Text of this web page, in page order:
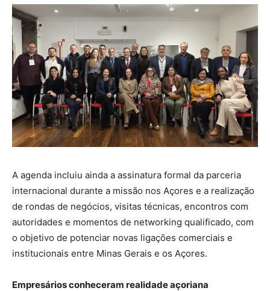
A agenda incluiu ainda a assinatura formal da parceria
internacional durante a missão nos Açores e a realização
de rondas de negócios, visitas técnicas, encontros com
autoridades e momentos de networking qualificado, com
o objetivo de potenciar novas ligações comerciais e
institucionais entre Minas Gerais e os Açores.
Empresários conheceram realidade açoriana